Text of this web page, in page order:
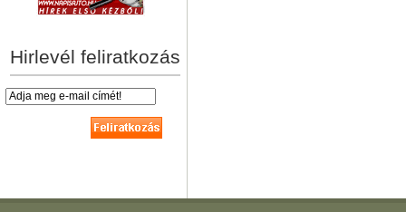
Hirlevél feliratkozás